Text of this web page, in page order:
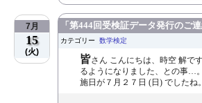
7月
15
(火)
「第444回受検証データ発行のご
カテゴリー 数学検定
皆さん こんにちは、時空 解で
るようになりました、との事…
施日が７月２７日 (日) でしたね